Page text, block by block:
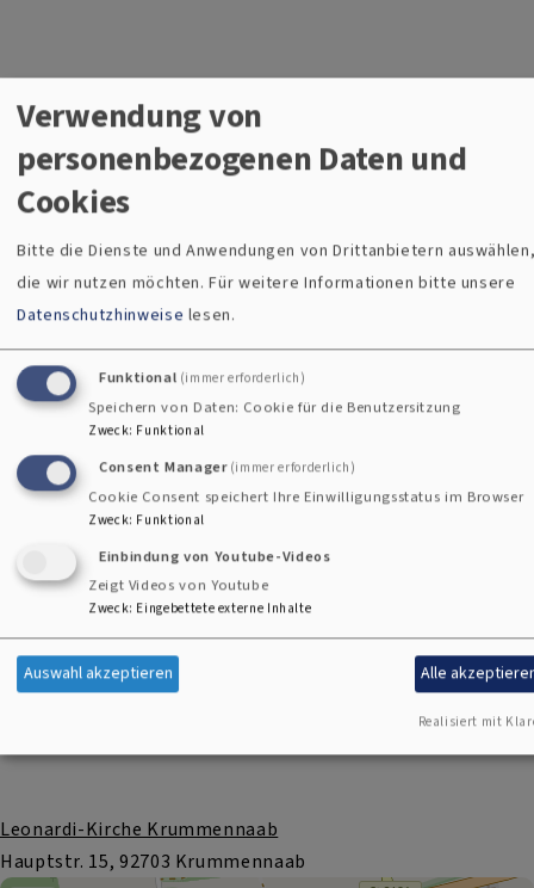
Ägidienkirche in Thumsenreuth
+
−
Leonardi-Kirche Krummennaab
Hauptstr. 15, 92703 Krummennaab
Verwendung von
personenbezogenen Daten und
Cookies
Bitte die Dienste und Anwendungen von Drittanbietern
die wir nutzen möchten.Für weitere Informationen bitte unsere
Datenschutzhinweise lesen.
Funktional (immer erforderlich)
Speichern von Daten: Cookie für die Benutzersitzung
Zweck: Funktional
Consent Manager (immer erforderlich)
Cookie Consent speichert Ihre Einwilligungsstatus im Browser
Zweck: Funktional
Einbindung von Youtube-Videos
Zeigt Videos von Youtube
Zweck: Eingebettete externe Inhalte
Auswahl akzeptieren Alle
Realisiert mit